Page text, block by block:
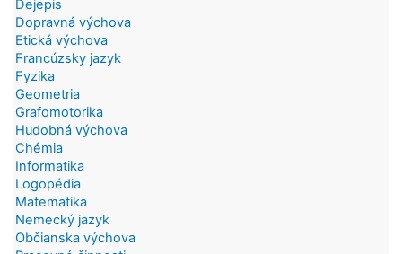
Dejepis
Dopravná výchova
Etická výchova
Francúzsky jazyk
Fyzika
Geometria
Grafomotorika
Hudobná výchova
Chémia
Informatika
Logopédia
Matematika
Nemecký jazyk
Občianska výchova